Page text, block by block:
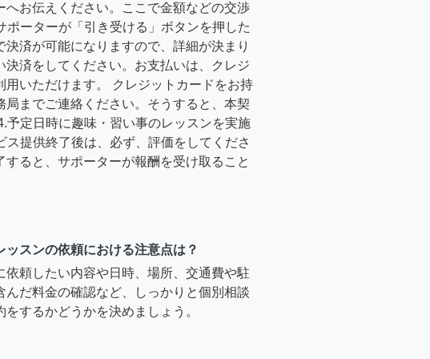
へお伝えください。ここで金額などの交渉
ポーターが「引き受ける」ボタンを押した
決済が可能になりますので、詳細が決まり
決済をしてください。お支払いは、クレジ
用いただけます。 クレジットカードをお持
局までご連絡ください。そうすると、本契
予定日時に趣味・習い事のレッスンを実施
ス提供終了後は、必ず、評価をしてくださ
すると、サポーターが報酬を受け取ること
ッスンの依頼における注意点は？
依頼したい内容や日時、場所、交通費や駐
んだ料金の確認など、しっかりと個別相談
をするかどうかを決めましょう。